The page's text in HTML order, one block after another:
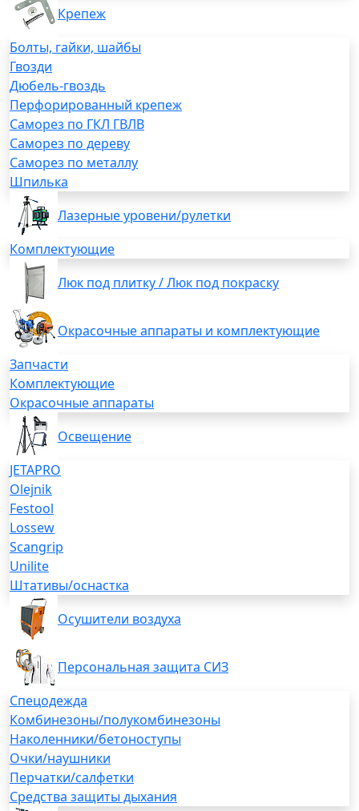
Крепеж
Болты, гайки, шайбы
Гвозди
Дюбель-гвоздь
Перфорированный крепеж
Саморез по ГКЛ ГВЛВ
Саморез по дереву
Саморез по металлу
Шпилька
Лазерные уровени/рулетки
Комплектующие
Люк под плитку / Люк под покраску
Окрасочные аппараты и комплектующие
Запчасти
Комплектующие
Окрасочные аппараты
Освещение
JETAPRO
Olejnik
Festool
Lossew
Scangrip
Unilite
Штативы/оснастка
Осушители воздуха
Персональная защита СИЗ
Спецодежда
Комбинезоны/полукомбинезоны
Наколенники/бетоноступы
Очки/наушники
Перчатки/салфетки
Средства защиты дыхания